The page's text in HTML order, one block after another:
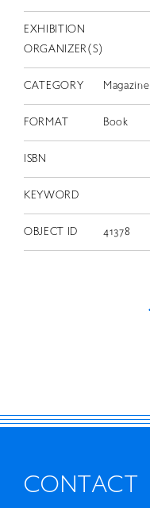
EXHIBITION
ORGANIZER(S)
CATEGORY Magazine
FORMAT Book
ISBN
KEYWORD
OBJECT ID 41378
CONTACT